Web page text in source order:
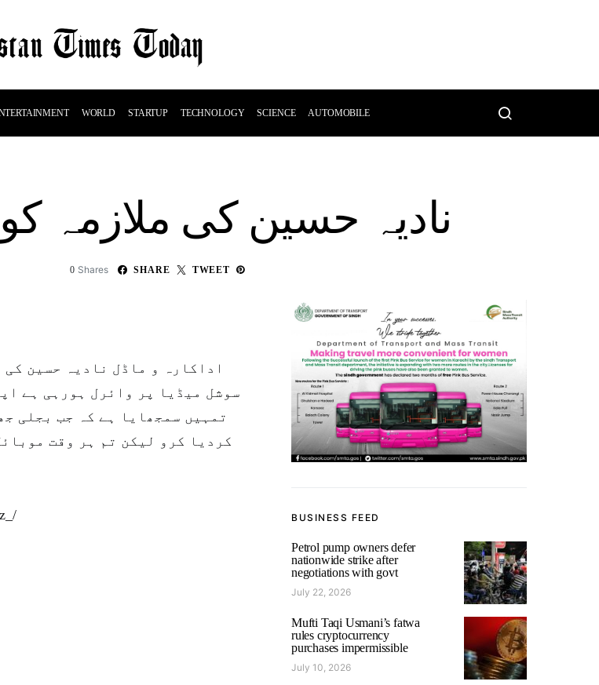
WORLD STARTUP TECHNOLOGY SCIENCE AUTOMOBILE
نادیہ حسین کی ملازمہ کو
0 Shares SHARE TWEET
اداکارہ و ماڈل نادیہ حسین کی
سوشل میڈیا پر وائرل ہورہی ہے
تمہیں سمجھایا ہے کہ جب بجلی
کردیا کرو لیکن تم ہر وقت
BUSINESS FEED
Petrol pump owners defer
nationwide strike after
negotiations with govt
July 22, 2026
Mufti Taqi Usmani’s fatwa
rules cryptocurrency
purchases impermissible
July 10, 2026